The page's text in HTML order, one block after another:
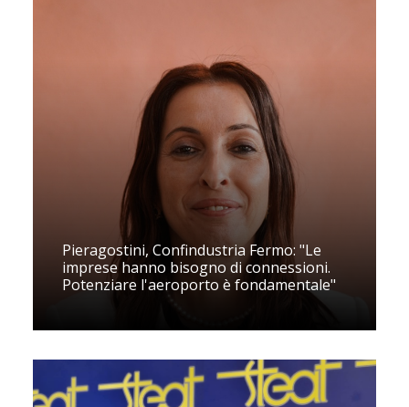
Pieragostini, Confindustria Fermo: "Le
imprese hanno bisogno di connessioni.
Potenziare l'aeroporto è fondamentale"